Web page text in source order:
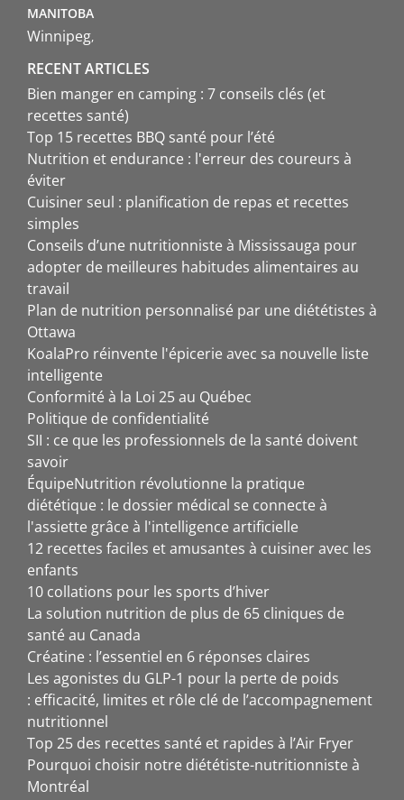
MANITOBA
Winnipeg
RECENT ARTICLES
Bien manger en camping : 7 conseils clés (et
recettes santé)
Top 15 recettes BBQ santé pour l’été
Nutrition et endurance : l'erreur des coureurs à
éviter
Cuisiner seul : planification de repas et recettes
simples
Conseils d’une nutritionniste à Mississauga pour
adopter de meilleures habitudes alimentaires au
travail
Plan de nutrition personnalisé par une diététistes à
Ottawa
KoalaPro réinvente l'épicerie avec sa nouvelle liste
intelligente
Conformité à la Loi 25 au Québec
Politique de confidentialité
SII : ce que les professionnels de la santé doivent
savoir
ÉquipeNutrition révolutionne la pratique
diététique : le dossier médical se connecte à
l'assiette grâce à l'intelligence artificielle
12 recettes faciles et amusantes à cuisiner avec les
enfants
10 collations pour les sports d’hiver
La solution nutrition de plus de 65 cliniques de
santé au Canada
Créatine : l’essentiel en 6 réponses claires
Les agonistes du GLP-1 pour la perte de poids
: efficacité, limites et rôle clé de l’accompagnement
nutritionnel
Top 25 des recettes santé et rapides à l’Air Fryer
Pourquoi choisir notre diététiste-nutritionniste à
Montréal